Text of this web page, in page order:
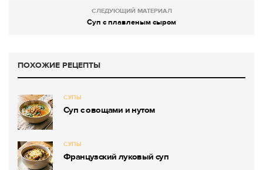
СЛЕДУЮЩИЙ МАТЕРИАЛ
Суп с плавленым сыром
ПОХОЖИЕ РЕЦЕПТЫ
СУПЫ
Суп с овощами и нутом
СУПЫ
Французский луковый суп